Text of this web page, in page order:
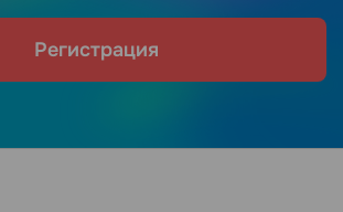
Регистрация